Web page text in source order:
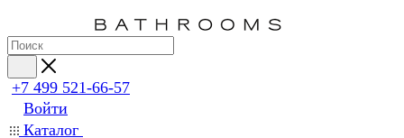
+7 499 521-66-57
Войти
Каталог